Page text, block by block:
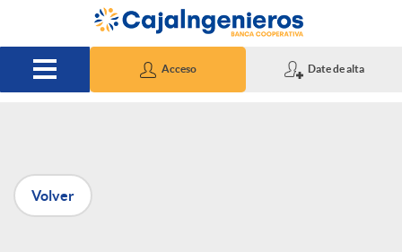
Saltar al contenido principal
Acceso Date de alta
P
u
Volver